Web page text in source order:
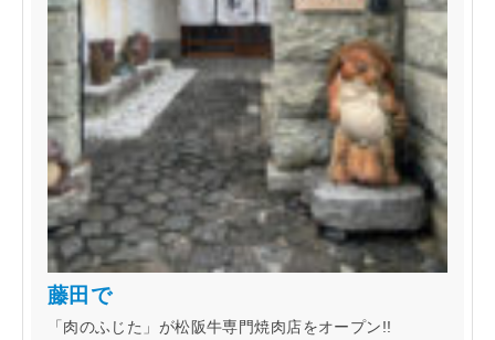
藤田で
「肉のふじた」が松阪牛専門焼肉店をオープン!!